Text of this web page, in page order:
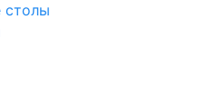
столы